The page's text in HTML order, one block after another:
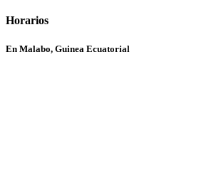
Horarios
En Malabo, Guinea Ecuatorial